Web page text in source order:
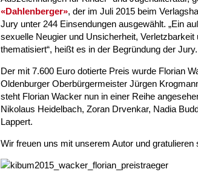
«Dahlenberger», der im Juli 2015 beim
Jury unter 244 Einsendungen ausgewählt. „Ein
sexuelle Neugier und Unsicherheit,
thematisiert“, heißt es in der Begründung der Jury.
Der mit 7.600 Euro dotierte Preis wurde Florian
Oldenburger Oberbürgermeister Jürgen
steht Florian Wacker nun in einer Reihe
Nikolaus Heidelbach, Zoran Drvenkar, Nadia
Lappert.
Wir freuen uns mit unserem Autor und gratulieren